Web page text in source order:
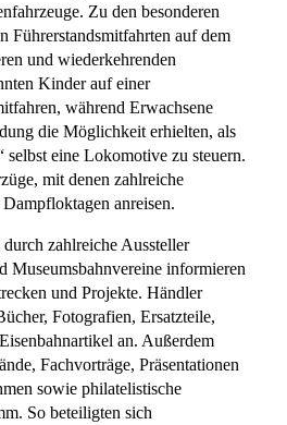
Zu den besonderen
Führerstandsmitfahrten auf dem
und wiederkehrenden
Kinder auf einer
während Erwachsene
die Möglichkeit erhielten, als
eine Lokomotive zu steuern.
mit denen zahlreiche
anreisen.
zahlreiche Aussteller
Museumsbahnvereine informieren
und Projekte. Händler
Fotografien, Ersatzteile,
an. Außerdem
Fachvorträge, Präsentationen
sowie philatelistische
So beteiligten sich